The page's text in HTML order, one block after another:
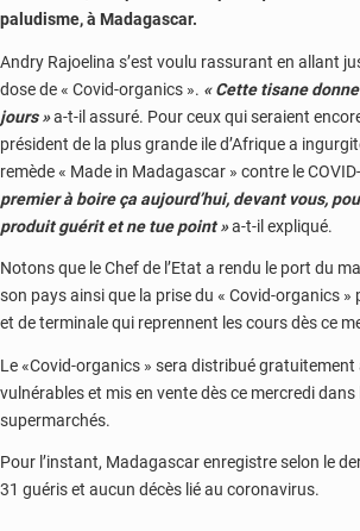
paludisme, à Madagascar.
Andry Rajoelina s’est voulu rassurant en allant
dose de « Covid-organics ». « Cette tisane
jours »a-t-il assuré. Pour ceux qui seraient
président de la plus grande ile d’Afrique a
remède « Made in Madagascar » contre le
premier à boire ça aujourd’hui, devant vous,
produit guérit et ne tue point »a-t-il expliqué.
Notons que le Chef de l’Etat a rendu le port du
son pays ainsi que la prise du « Covid-organics »
et de terminale qui reprennent les cours dès ce
Le «Covid-organics » sera distribué gratuitement
vulnérables et mis en vente dès ce mercredi
supermarchés.
Pour l’instant, Madagascar enregistre selon le
31 guéris et aucun décès lié au coronavirus.